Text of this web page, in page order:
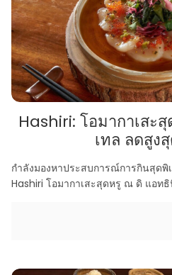
Hashiri: โอมากาเสะ
เทล ลดสูง
กำลังมองหาประสบการณ์การกินสุดพิ
Hashiri โอมากาเสะสุดหรู ณ ดิ แอทธิ